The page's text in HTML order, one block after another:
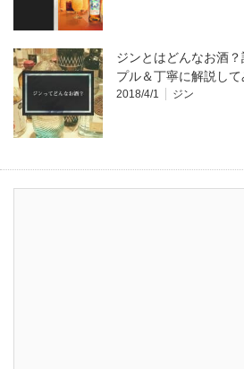
ジンとはどんなお酒
プル＆丁寧に解説して
2018/4/1 ジン